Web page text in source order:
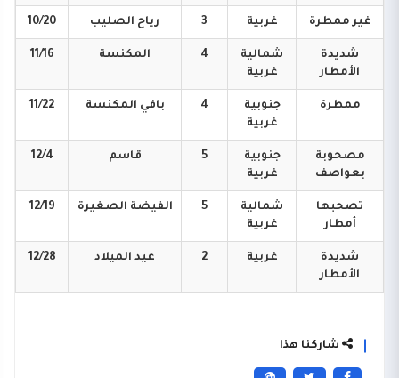
غير ممطرة غربية 3 رياح الصليب 10/20
شديدة
الأمطار
شمالية
غربية
4 المكنسة 11/16
ممطرة
جنوبية
غربية
4 بافي المكنسة 11/22
مصحوبة
بعواصف
جنوبية
غربية
5 قاسم 12/4
تصحبها
أمطار
شمالية
غربية
5 الفيضة الصغيرة 12/19
شديدة
الأمطار
غربية 2 عيد الميلاد 12/28
شاركنا هذا